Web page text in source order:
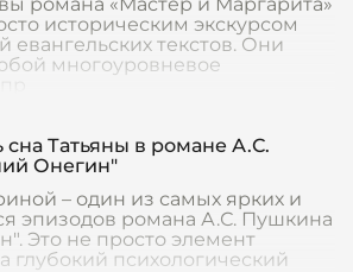
историческим экскурсом
евангельских текстов. Они
многоуровневое
Татьяны в романе А.С.
Онегин"
– один из самых ярких и
эпизодов романа А.С. Пушкина
Это не просто элемент
глубокий психологический